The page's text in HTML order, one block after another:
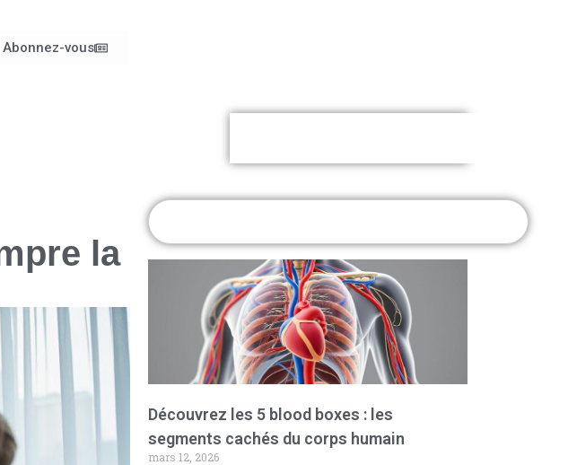
Abonnez-vous
Découvrez les 5 blood boxes : les
segments cachés du corps humain
mars 12, 2026
la